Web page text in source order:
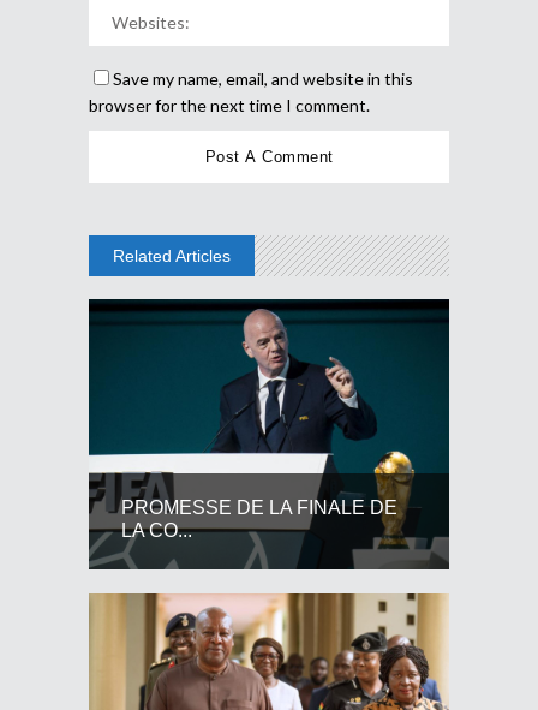
Save my name, email, and website in this
browser for the next time I comment.
Related Articles
PROMESSE DE LA FINALE DE
LA CO...